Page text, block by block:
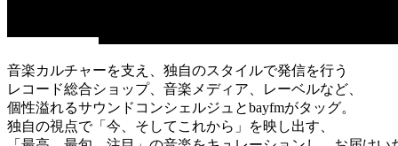
音楽カルチャーを支え、独自のスタイルで発信を行う
レコード総合ショップ、音楽メディア、レーベルなど、
個性溢れるサウンドコンシェルジュとbayfmがタッグ。
独自の視点で「今、そしてこれから」を映し出す、